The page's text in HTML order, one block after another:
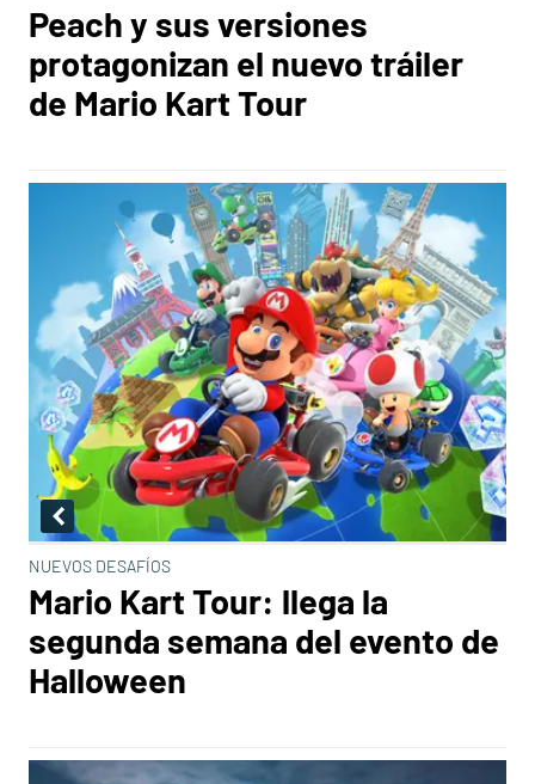
Peach y sus versiones
protagonizan el nuevo tráiler
de Mario Kart Tour
NUEVOS DESAFÍOS
Mario Kart Tour: llega la
segunda semana del evento de
Halloween